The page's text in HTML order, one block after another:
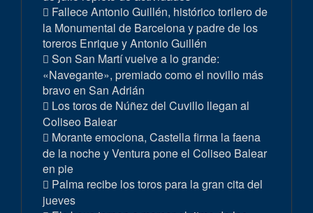
Fallece Antonio Guillén, histórico torilero de
la Monumental de Barcelona y padre de los
toreros Enrique y Antonio Guillén
Son San Martí vuelve a lo grande:
«Navegante», premiado como el novillo más
bravo en San Adrián
Los toros de Núñez del Cuvillo llegan al
Coliseo Balear
Morante emociona, Castella firma la faena
de la noche y Ventura pone el Coliseo Balear
en pie
Palma recibe los toros para la gran cita del
jueves